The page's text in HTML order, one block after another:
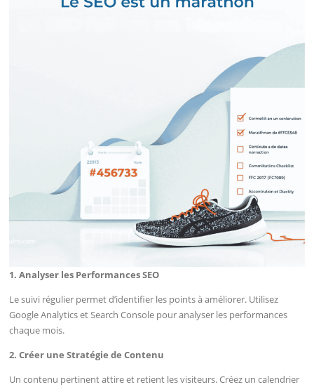
1. Analyser les Performances SEO
Le suivi régulier permet d’identifier les points à améliorer. Utilisez
Google Analytics et Search Console pour analyser les performances
chaque mois.
2. Créer une Stratégie de Contenu
Un contenu pertinent attire et retient les visiteurs. Créez un calendrier